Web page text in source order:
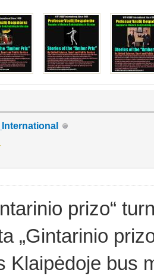
prizo“
„Gintarinio
Klaipėdoje bus